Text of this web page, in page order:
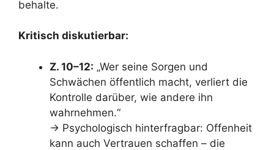
behalte.
Kritisch diskutierbar:
Z. 10–12: „Wer seine Sorgen und
Schwächen öffentlich macht, verliert die
Kontrolle darüber, wie andere ihn
wahrnehmen.“
→ Psychologisch hinterfragbar: Offenheit
kann auch Vertrauen schaffen – die